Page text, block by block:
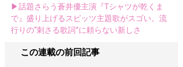
▶話題さらう蒼井優主演『Tシャツが乾くま
で』盛り上げるスピッツ主題歌がスゴい。流
行りの“刺さる歌詞”に頼らない新しさ
この連載の前回記事